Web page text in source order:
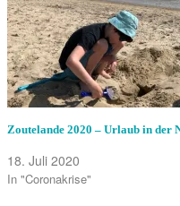
Zoutelande 2020 – Urlaub in der
18. Juli 2020
In "Coronakrise"